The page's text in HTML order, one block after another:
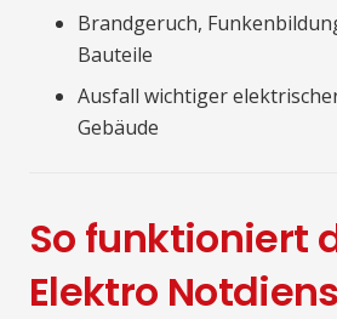
Brandgeruch,
Bauteile
Ausfall wichtiger
Gebäude
So funktioniert
Elektro